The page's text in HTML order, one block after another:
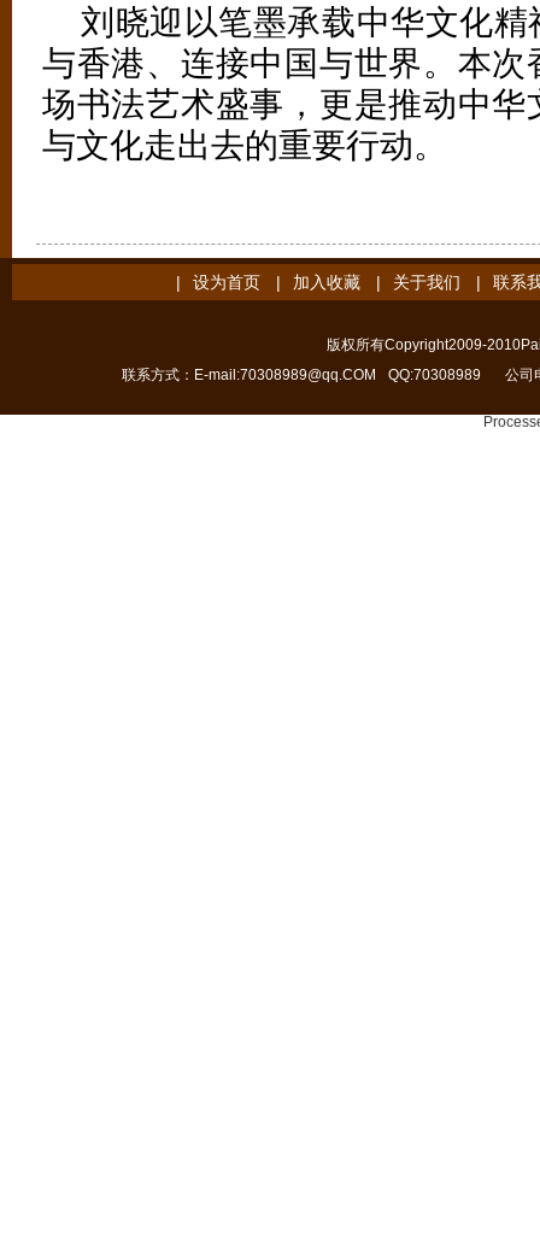
刘晓迎以笔墨承载中华文化
与香港、连接中国与世界。本
场书法艺术盛事，更是推动中
与文化走出去的重要行动。
| 设为首页 | 加入收藏 | 关于我们 | 联系
版权所有Copyright2009-
联系方式：E-mail:70308989@qq.COM
QQ:70308989 公司